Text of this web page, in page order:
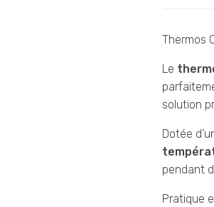
Thermos
Le
solution
Dotée
pendant
Pratique